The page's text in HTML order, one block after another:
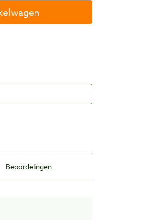
Beoordelingen